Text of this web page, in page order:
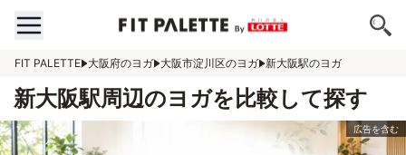
FIT PALETTE 大阪府のヨガ 大阪市淀川区のヨガ 新大阪駅のヨガ
新大阪駅周辺のヨガを比較して探す